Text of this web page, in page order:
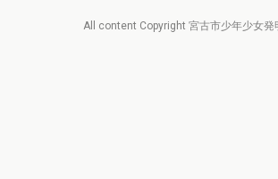
All content Copyright 宮古市少年少女発